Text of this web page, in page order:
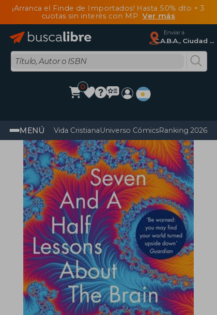
¡Arranca el Finde de Importados! Hasta 50% dto + 3
cuotas sin interés con MP Ver más
Enviar a
C.A.B.A., Ciudad Autónoma De Buenos Aires
0
MENÚ Vida CristianaUniverso CómicsRanking 2026